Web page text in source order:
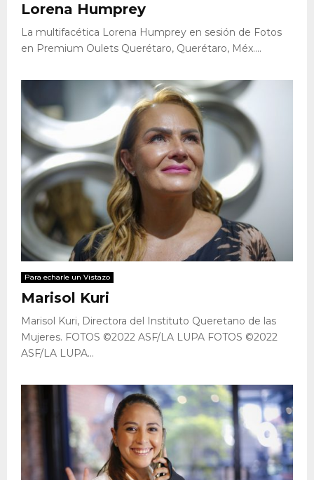
Lorena Humprey
La multifacética Lorena Humprey en sesión de Fotos
en Premium Oulets Querétaro, Querétaro, Méx....
Para echarle un Vistazo
Marisol Kuri
Marisol Kuri, Directora del Instituto Queretano de las
Mujeres. FOTOS ©2022 ASF/LA LUPA FOTOS ©2022
ASF/LA LUPA...